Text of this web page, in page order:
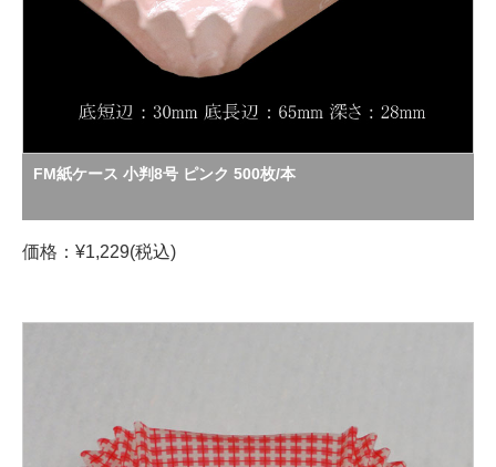
FM紙ケース 小判8号 ピンク 500枚/本
価格：¥1,229(税込)